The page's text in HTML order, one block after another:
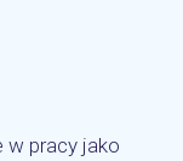
w pracy jako